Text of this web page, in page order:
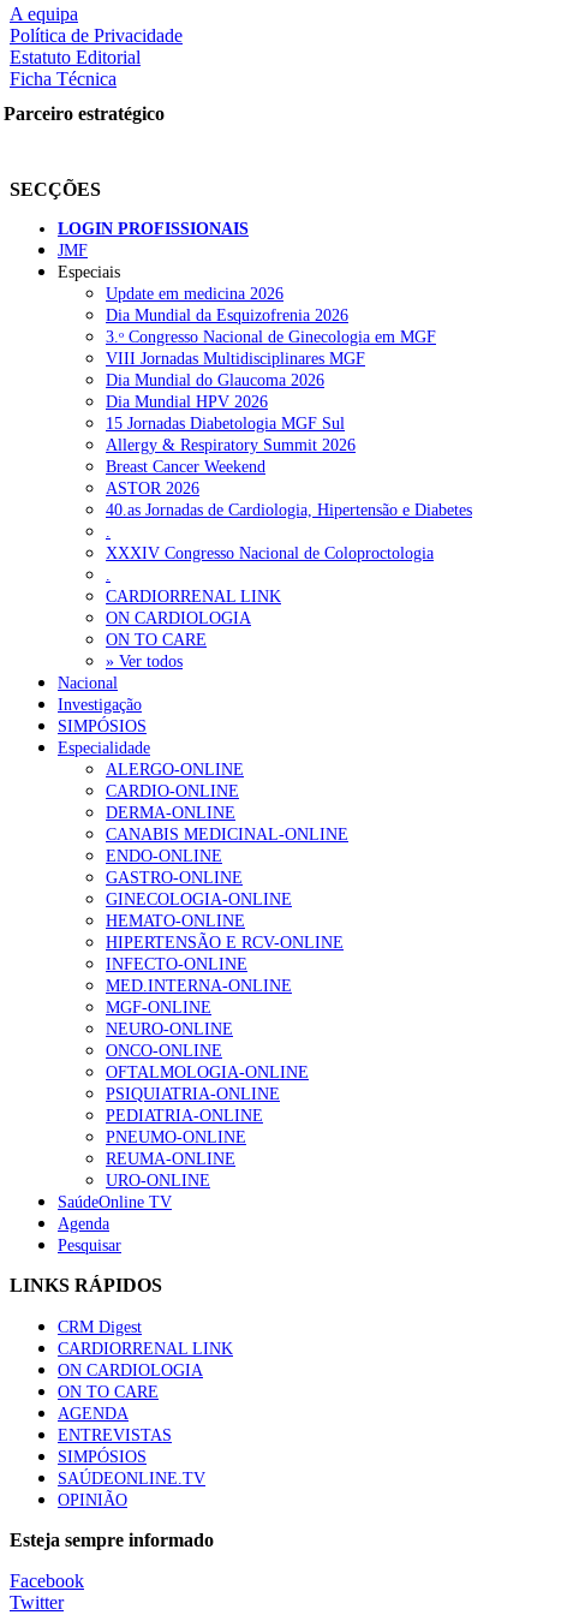
nas redes sociais:
RECENTES
Portugal está a formar os médicos de que precisa?
Estudantes de Medicina representados na 79.ª World Health Assembly
SCORA X-Change Portugal promove formação internacional em saúde
ANEM reúne com coordenador do Pacto Estratégico para a Saúde
Sindicato diz que nova carreira de médicos dentistas reforça estabilidade
MAIS LIDAS
Enfermagem Forense. “Da urgência ao tribunal, cada gesto
202 visualizações
Alguns milhares de utentes podem ficar sem médico de família
175 visualizações
Quase quatro em cada dez doentes com enfarte apresentavam
86 visualizações
“Os programas de rastreio do cancro do pulmão são custo-
66 visualizações
Trodelvy aprovado para primeira linha no cancro da mama
Especialistas defendem mais potássio na alimentação para ajudar
57 visualizações
MAIS NOTÍCIAS
6 Ago, 2026
A equipa
Política de Privacidade
Estatuto Editorial
Ficha Técnica
Parceiro estratégico
SECÇÕES
LOGIN PROFISSIONAIS
JMF
Especiais
Update em medicina 2026
Dia Mundial da Esquizofrenia 2026
3.ᵒ Congresso Nacional de Ginecologia em MGF
VIII Jornadas Multidisciplinares MGF
Dia Mundial do Glaucoma 2026
Dia Mundial HPV 2026
15 Jornadas Diabetologia MGF Sul
Allergy & Respiratory Summit 2026
Breast Cancer Weekend
ASTOR 2026
40.as Jornadas de Cardiologia, Hipertensão e Diabetes
.
XXXIV Congresso Nacional de Coloproctologia
.
CARDIORRENAL LINK
ON CARDIOLOGIA
ON TO CARE
» Ver todos
Nacional
Investigação
SIMPÓSIOS
Especialidade
ALERGO-ONLINE
CARDIO-ONLINE
DERMA-ONLINE
CANABIS MEDICINAL-ONLINE
ENDO-ONLINE
GASTRO-ONLINE
GINECOLOGIA-ONLINE
HEMATO-ONLINE
HIPERTENSÃO E RCV-ONLINE
INFECTO-ONLINE
MED.INTERNA-ONLINE
MGF-ONLINE
NEURO-ONLINE
ONCO-ONLINE
OFTALMOLOGIA-ONLINE
PSIQUIATRIA-ONLINE
PEDIATRIA-ONLINE
PNEUMO-ONLINE
REUMA-ONLINE
URO-ONLINE
SaúdeOnline TV
Agenda
Pesquisar
LINKS RÁPIDOS
CRM Digest
CARDIORRENAL LINK
ON CARDIOLOGIA
ON TO CARE
AGENDA
ENTREVISTAS
SIMPÓSIOS
SAÚDEONLINE.TV
OPINIÃO
Esteja sempre informado
Facebook
Twitter